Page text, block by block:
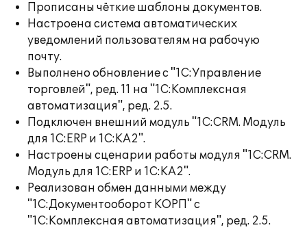
Прописаны чёткие шаблоны документов.
Настроена система автоматических
уведомлений пользователям на рабочую
почту.
Выполнено обновление с "1С:Управление
торговлей", ред. 11 на "1С:Комплексная
автоматизация", ред. 2.5.
Подключен внешний модуль "1С:CRM. Модуль
для 1С:ERP и 1С:КА2".
Настроены сценарии работы модуля "1С:CRM.
Модуль для 1С:ERP и 1С:КА2".
Реализован обмен данными между
"1С:Документооборот КОРП" с
"1С:Комплексная автоматизация", ред. 2.5.